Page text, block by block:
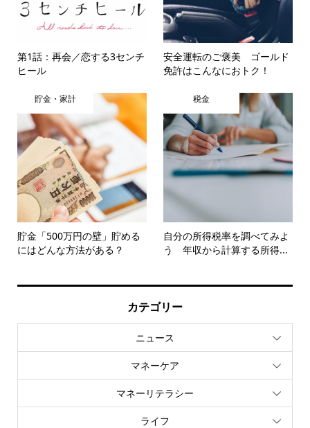
第1話：再会／恋する3センチ
ヒール
安全運転のご褒美 ゴールド
免許はこんなにおトク！
貯金・家計
貯金「500万円の壁」貯める
にはどんな方法がある？
税金
自分の所得税率を調べてみよ
う 年収から計算する所得...
カテゴリー
ニュース
マネーケア
マネーリテラシー
ライフ